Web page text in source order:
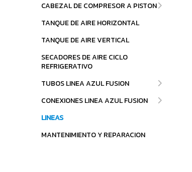
CABEZAL DE COMPRESOR A PISTON
TANQUE DE AIRE HORIZONTAL
TANQUE DE AIRE VERTICAL
SECADORES DE AIRE CICLO
REFRIGERATIVO
TUBOS LINEA AZUL FUSION
CONEXIONES LINEA AZUL FUSION
LINEAS
MANTENIMIENTO Y REPARACION